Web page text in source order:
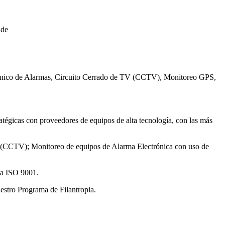
de Alarmas, Circuito Cerrado de TV (CCTV), Monitoreo GPS,
con proveedores de equipos de alta tecnología, con las más
Monitoreo de equipos de Alarma Electrónica con uso de
ISO 9001.
Programa de Filantropia.